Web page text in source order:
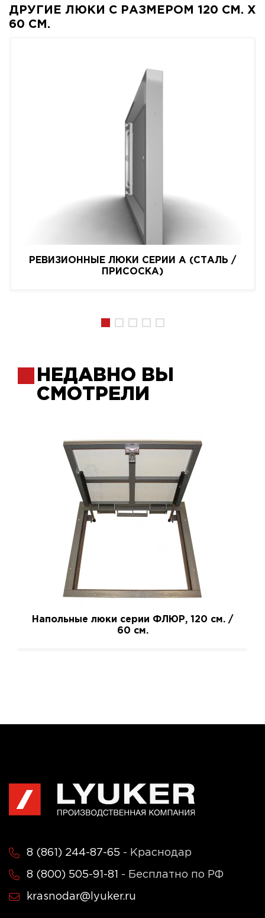
ДРУГИЕ ЛЮКИ С РАЗМЕРОМ 120 СМ. X
60 СМ.
РЕВИЗИОННЫЕ ЛЮКИ СЕРИИ A (СТАЛЬ /
ПРИСОСКА)
НЕДАВНО ВЫ
СМОТРЕЛИ
Напольные люки серии ФЛЮР, 120 см. /
60 см.
8 (861) 244-87-65 - Краснодар
8 (800) 505-91-81 - Бесплатно по РФ
krasnodar@lyuker.ru